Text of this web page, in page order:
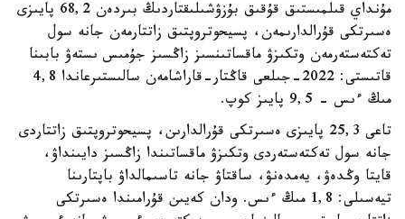
مۇنداي قىلمىستىق قۇقىق بۇزۋشىلىقتاردىڭ بىردەن 68,2 پايىزى
ەسىرتكى قۇرالدارىمەن، پسيحوتروپتىق زاتتارمەن جانە سول
تەكتەستەرمەن وتكىزۋ ماقساتىنسىز زاڭسىز جۇمىس ىستەۋ بابىنا
قاتىستى: 2022-جىلعى قاڭتار-قاراشامەن سالىستىرعاندا 4,8
مىڭ ءىس - 9,5 پايىز كوپ.
تاعى 25,3 پايىزى ەسىرتكى قۇرالدارىن، پسيحوتروپتىق زاتتاردى
جانە سول تەكتەستەردى وتكىزۋ ماقساتىندا زاڭسىز دايىنداۋ،
قايتا وڭدەۋ، يەمدەنۋ، ساقتاۋ جانە تاسىمالداۋ باپتارىنا
تيەسىلى: 1,8 مىڭ ءىس. ودان كەيىن قۇرامىندا ەسىرتكى